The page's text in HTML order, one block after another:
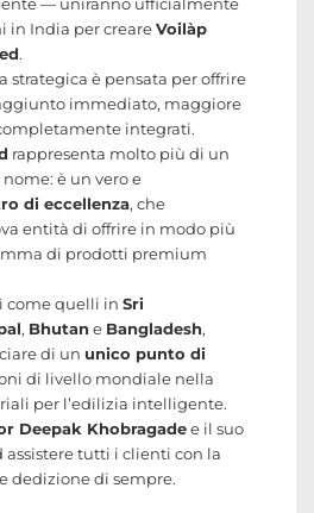
in India per creareVoilàp
.
strategica è pensata per offrire
immediato, maggiore
integrati.
rappresenta molto più di un
è un vero e
di eccellenza, che
entità di offrire in modo più
di prodotti premium
come quelli in Sri
, Bhutan e Bangladesh,
di un unico punto di
di livello mondiale nella
per l’edilizia intelligente.
Deepak Khobragadee il suo
tutti i clienti con la
dedizione di sempre.